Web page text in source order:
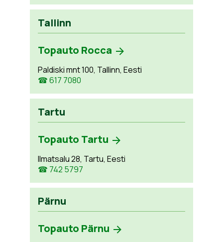
Tallinn
Topauto Rocca
Paldiski mnt 100, Tallinn, Eesti
☎ 617 7080
Tartu
Topauto Tartu
Ilmatsalu 28, Tartu, Eesti
☎ 742 5797
Pärnu
Topauto Pärnu